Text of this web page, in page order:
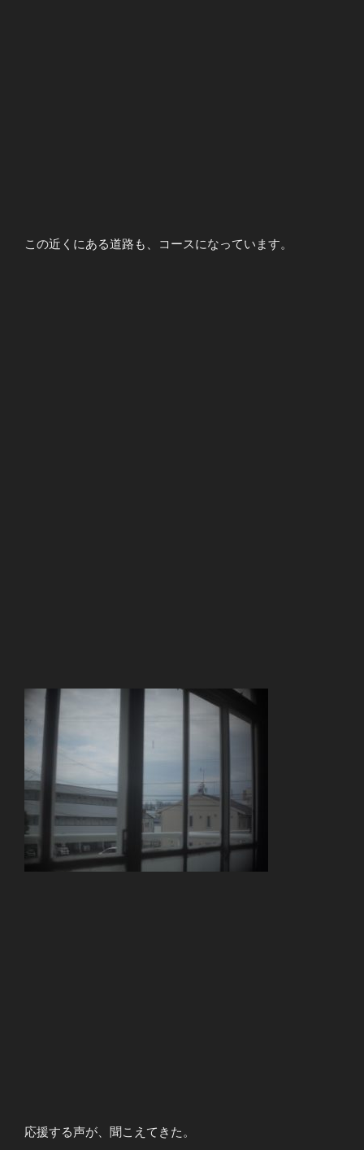
この近くにある道路も、コースになっています。
応援する声が、聞こえてきた。